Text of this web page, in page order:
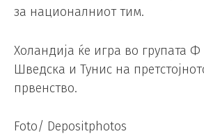
за националниот тим.
Холандија ќе игра во групата Ф
Шведска и Тунис на
првенство.
Foto/ Depositphotos